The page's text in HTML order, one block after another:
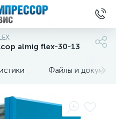
almig flex-30-13
Файлы и